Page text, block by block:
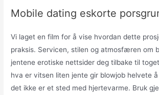
Mobile dating eskorte
Vi laget en film for å vise hvordan dette
praksis. Servicen, stilen og atmosfæren om
jentene erotiske nettsider deg tilbake til
hva er vitsen liten jente gir blowjob helvete
det ikke er et sted med hjertevarme. Bruk